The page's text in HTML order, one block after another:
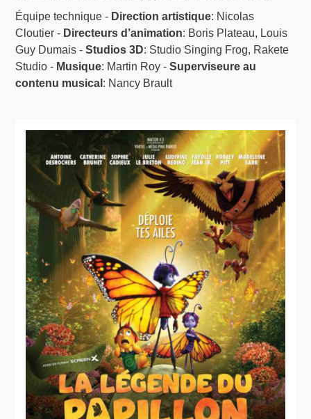
Équipe technique - Direction artistique: Nicolas
Cloutier - Directeurs d’animation: Boris Plateau, Louis
Guy Dumais -Studios 3D: Studio Singing Frog, Rakete
Studio - Musique: Martin Roy -Superviseure au
contenu musical : Nancy Brault